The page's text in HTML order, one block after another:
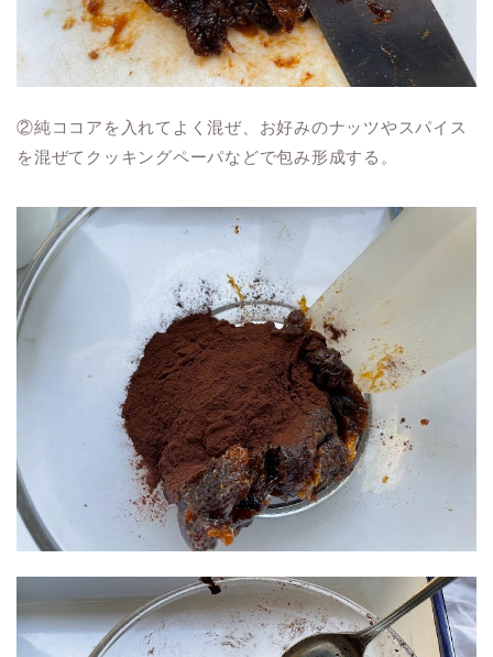
②純ココアを入れてよく混ぜ、お好みのナッツやスパイス
を混ぜてクッキングペーパなどで包み形成する。